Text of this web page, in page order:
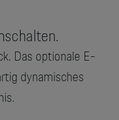
Das optionale E-
dynamisches